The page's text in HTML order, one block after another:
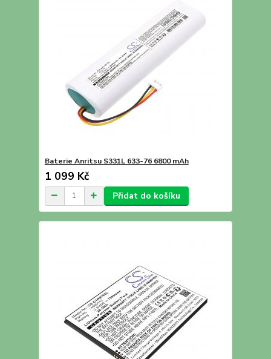
Baterie Anritsu S331L 633-76 6800 mAh
1 099 Kč
Přidat do košíku